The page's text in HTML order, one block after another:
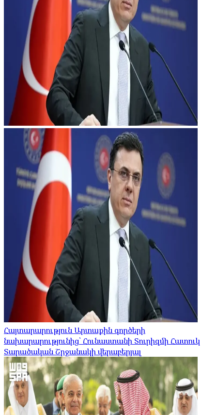
Հայտարարություն Արտաքին գործերի
նախարարությունից՝ Հունաստանի Տուրիզմի Հատուկ
Տարածական Շրջանակի վերաբերյալ